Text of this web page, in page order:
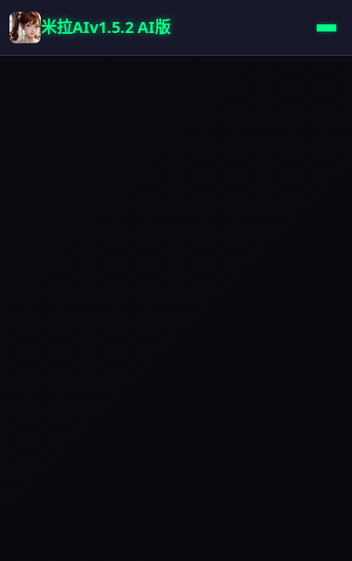
米拉AIv1.5.2 AI版